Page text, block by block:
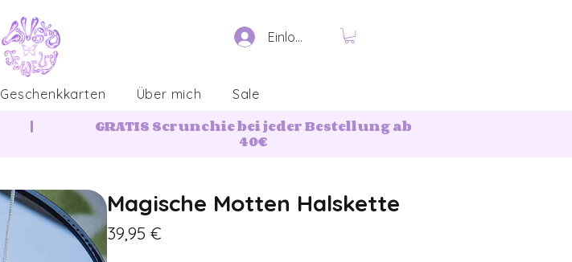
Einloggen
Geschenkkarten Über mich Sale
GRATIS Scrunchie bei jeder Bestellung ab
40€
|
Magische Motten Halskette
39,95 €